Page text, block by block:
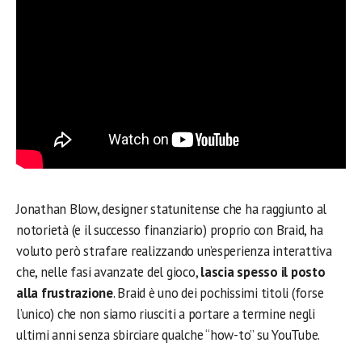
Jonathan Blow, designer statunitense che ha raggiunto al
notorietà (e il successo finanziario) proprio con Braid, ha
voluto però strafare realizzando un’esperienza interattiva
che, nelle fasi avanzate del gioco,lascia spesso il posto
alla frustrazione. Braid è uno dei pochissimi titoli (forse
l’unico) che non siamo riusciti a portare a termine negli
ultimi anni senza sbirciare qualche “how-to” su YouTube.